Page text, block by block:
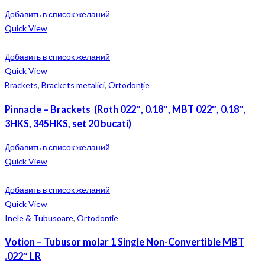
Добавить в список желаний
Quick View
Добавить в список желаний
Quick View
Brackets, Brackets metalici, Ortodonție
Pinnacle – Brackets (Roth 022″, 0.18″, MBT 022″, 0.18″,
3HKS, 345HKS, set 20 bucati)
Добавить в список желаний
Quick View
Добавить в список желаний
Quick View
Inele & Tubusoare, Ortodonție
Votion – Tubusor molar 1 Single Non-Convertible MBT
.022″ LR